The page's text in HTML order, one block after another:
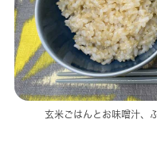
玄米ごはんとお味噌汁、